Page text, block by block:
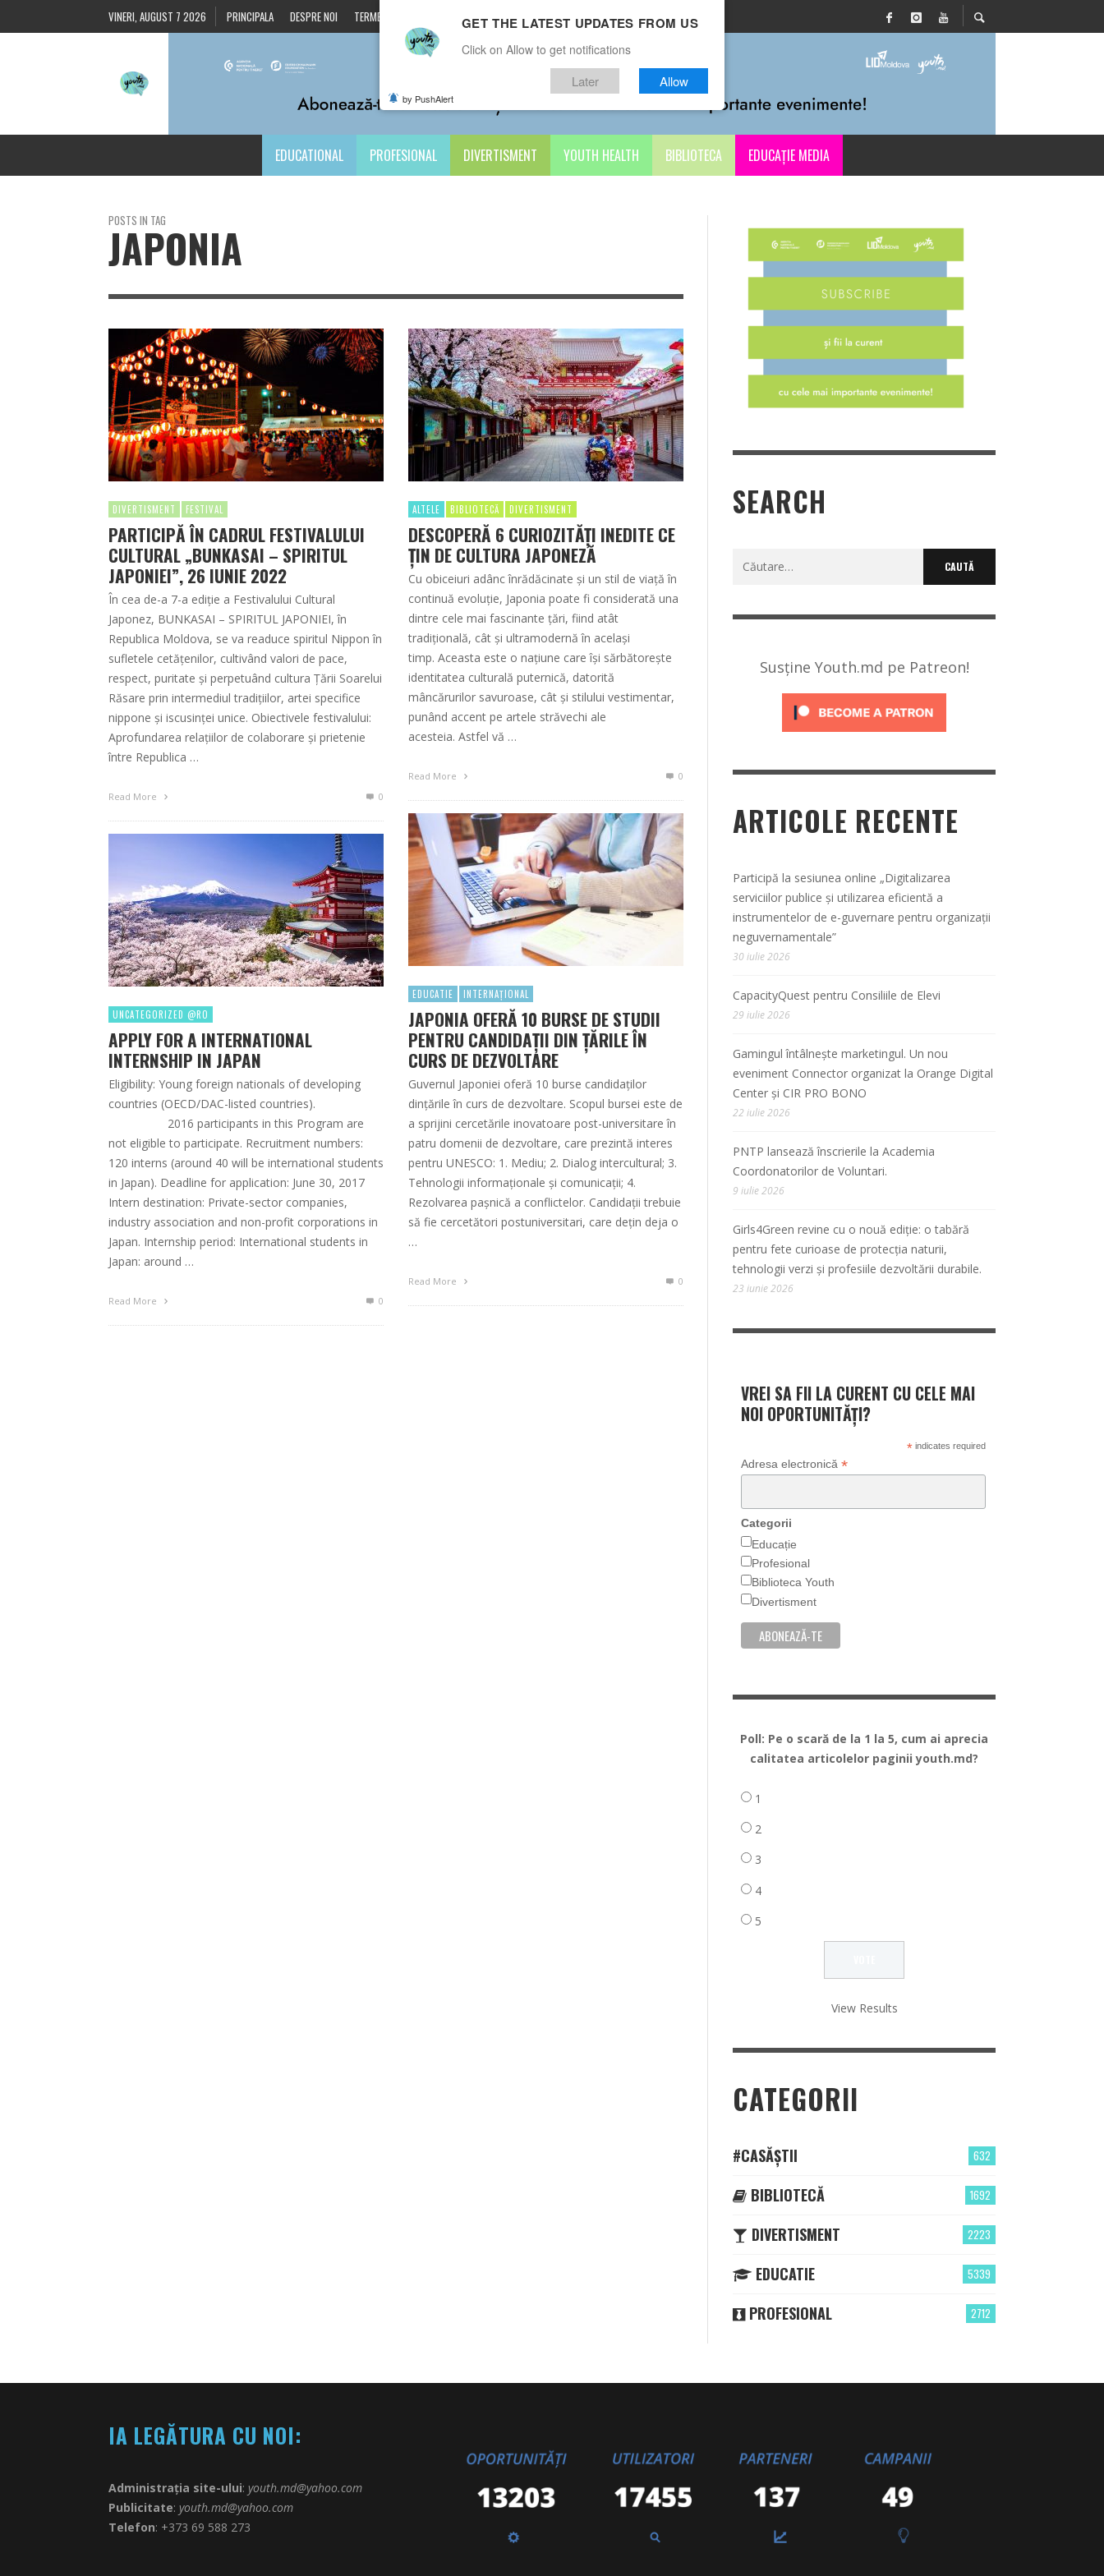
VINERI, AUGUST 7 2026 PRINCIPALA DESPRE NOI TERMENI ȘI CONDIȚII CONTACTE
EDUCATIONAL PROFESIONAL DIVERTISMENT YOUTH HEALTH BIBLIOTECA EDUCAȚIE MEDIA
POSTS IN TAG
JAPONIA
DIVERTISMENT FESTIVAL
PARTICIPĂ ÎN CADRUL FESTIVALULUI
CULTURAL „BUNKASAI – SPIRITUL
JAPONIEI”, 26 IUNIE 2022
În cea de-a 7-a ediție a Festivalului Cultural
Japonez, BUNKASAI – SPIRITUL JAPONIEI, în
Republica Moldova, se va readuce spiritul Nippon în
sufletele cetățenilor, cultivând valori de pace,
respect, puritate și perpetuând cultura Țării Soarelui
Răsare prin intermediul tradițiilor, artei specifice
nippone și iscusinței unice. Obiectivele festivalului:
Aprofundarea relațiilor de colaborare și prietenie
între Republica …
Read More 0
ALTELE BIBLIOTECĂ DIVERTISMENT
DESCOPERĂ 6 CURIOZITĂȚI INEDITE CE
ȚIN DE CULTURA JAPONEZĂ
Cu obiceiuri adânc înrădăcinate și un stil de viață în
continuă evoluție, Japonia poate fi considerată una
dintre cele mai fascinante țări, fiind atât
tradițională, cât și ultramodernă în același
timp. Aceasta este o națiune care își sărbătorește
identitatea culturală puternică, datorită
mâncărurilor savuroase, cât și stilului vestimentar,
punând accent pe artele străvechi ale
acesteia. Astfel vă …
Read More 0
EDUCATIE INTERNAȚIONAL
JAPONIA OFERĂ 10 BURSE DE STUDII
PENTRU CANDIDAȚII DIN ȚĂRILE ÎN
CURS DE DEZVOLTARE
Guvernul Japoniei oferă 10 burse candidaților
dințările în curs de dezvoltare. Scopul bursei este de
a sprijini cercetările inovatoare post-universitare în
patru domenii de dezvoltare, care prezintă interes
pentru UNESCO: 1. Mediu; 2. Dialog intercultural; 3.
Tehnologii informaționale și comunicații; 4.
Rezolvarea pașnică a conflictelor. Candidații trebuie
să fie cercetători postuniversitari, care dețin deja o
…
Read More 0
UNCATEGORIZED @RO
APPLY FOR A INTERNATIONAL
INTERNSHIP IN JAPAN
Eligibility: Young foreign nationals of developing
countries (OECD/DAC-listed countries).
2016 participants in this Program are
not eligible to participate. Recruitment numbers:
120 interns (around 40 will be international students
in Japan). Deadline for application: June 30, 2017
Intern destination: Private-sector companies,
industry association and non-profit corporations in
Japan. Internship period: International students in
Japan: around …
Read More 0
SEARCH
Caută
Susține Youth.md pe Patreon!
ARTICOLE RECENTE
Participă la sesiunea online „Digitalizarea
serviciilor publice și utilizarea eficientă a
instrumentelor de e-guvernare pentru organizații
neguvernamentale”
30 iulie 2026
CapacityQuest pentru Consiliile de Elevi
29 iulie 2026
Gamingul întâlnește marketingul. Un nou
eveniment Connector organizat la Orange Digital
Center și CIR PRO BONO
22 iulie 2026
PNTP lansează înscrierile la Academia
Coordonatorilor de Voluntari.
9 iulie 2026
Girls4Green revine cu o nouă ediție: o tabără
pentru fete curioase de protecția naturii,
tehnologii verzi și profesiile dezvoltării durabile.
23 iunie 2026
VREI SA FII LA CURENT CU CELE MAI
NOI OPORTUNITĂȚI?
*indicates required
Adresa electronică *
Categorii
Educație
Profesional
Biblioteca Youth
Divertisment
Poll: Pe o scară de la 1 la 5, cum ai aprecia
calitatea articolelor paginii youth.md?
1
2
3
4
5
View Results
CATEGORII
632
#CASĂȘTII
1692
BIBLIOTECĂ
2223
DIVERTISMENT
5339
EDUCATIE
2712
PROFESIONAL
IA LEGĂTURA CU NOI:
Administrația site-ului: youth.md@yahoo.com
Publicitate: youth.md@yahoo.com
Telefon: +373 69 588 273
GET THE LATEST UPDATES FROM US
Click on Allow to get notifications
Later Allow
by PushAlert